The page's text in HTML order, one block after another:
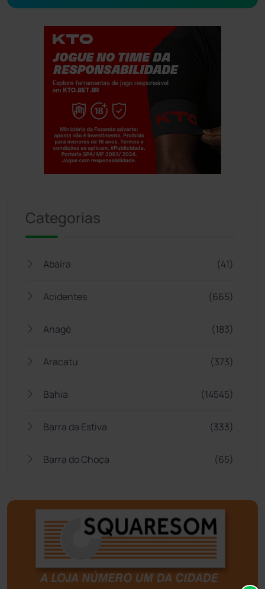
Categorias
Abaíra (41)
Acidentes (665)
Anagé (183)
Aracatu (373)
Bahia (14545)
Barra da Estiva (333)
Barra do Choça (65)
Bom Jesus da Lapa (505)
Boquira (152)